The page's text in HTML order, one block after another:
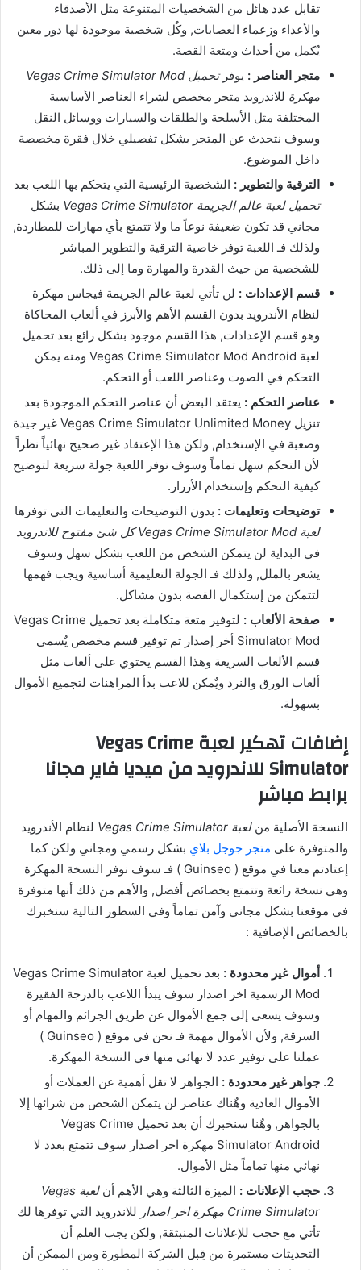
تقابل عدد هائل من الشخصيات المتنوعة مثل الأصدقاء
والأعداء وزعماء العصابات, وكٌل شخصية موجودة لها دور معين
يٌكمل من أحداث ومتعة القصة.
متجر العناصر : يوفر
تحميل Vegas Crime Simulator Mod
مهكرة للاندرويد متجر مخصص لشراء العناصر الأساسية
المختلفة مثل الأسلحة والطلقات والسيارات ووسائل النقل
وسوف نتحدث عن المتجر بشكل تفصيلي خلال فقرة مخصصة
داخل الموضوع.
الترقية والتطوير : الشخصية الرئيسية التي يتحكم بها اللعب بعد
تحميل لعبة عالم الجريمة Vegas Crime Simulator
بشكل
مجاني قد تكون ضعيفة نوعاً ما ولا تتمتع بأي مهارات للمطاردة,
ولذلك فـ اللعبة توفر خاصية الترقية والتطوير المباشر
للشخصية من حيث القدرة والمهارة وما إلى ذلك.
قسم الإعدادات : لن تأتي لعبة عالم الجريمة فيجاس مهكرة
لنظام الأندرويد بدون القسم الأهم والأبرز في ألعاب المحاكاة
وهو قسم الإعدادات, هذا القسم موجود بشكل رائع بعد تحميل
لعبة Vegas Crime Simulator Mod Android ومنه يمكن
التحكم في الصوت وعناصر اللعب أو التحكم.
عناصر التحكم : يعتقد البعض أن عناصر التحكم الموجودة بعد
تنزيل Vegas Crime Simulator Unlimited Money غير جيدة
وصعبة في الإستخدام, ولكن هذا الإعتقاد غير صحيح نهائياً نظراً
لأن التحكم سهل تماماً وسوف توفر اللعبة جولة سريعة لتوضيح
كيفية التحكم وإستخدام الأزرار.
توضيحات وتعليمات : بدون التوضيحات والتعليمات التي توفرها
لعبة Vegas Crime Simulator Mod كل شئ مفتوح للاندرويد
في البداية لن يتمكن الشخص من اللعب بشكل سهل وسوف
يشعر بالملل, ولذلك فـ الجولة التعليمية أساسية ويجب فهمها
لتتمكن من إستكمال القصة بدون مشاكل.
صفحة الألعاب :
لتوفير متعة متكاملة بعد تحميل Vegas Crime
Simulator Mod أخر إصدار تم توفير قسم مخصص يٌسمى
قسم الألعاب السريعة وهذا القسم يحتوي على ألعاب مثل
ألعاب الورق والنرد ويٌمكن للاعب بدأ المراهنات لتجميع الأموال
بسهولة.
إضافات تهكير لعبة Vegas Crime
Simulator للاندرويد من ميديا فاير مجانا
برابط مباشر
النسخة الأصلية منلعبة Vegas Crime Simulator
لنظام الأندرويد
والمتوفرة على متجر جوجل بلاي بشكل رسمي ومجاني ولكن كما
إعتادتم معنا في موقع ( Guinseo ) فـ سوف نوفر النسخة المهكرة
وهي نسخة رائعة وتتمتع بخصائص أفضل, والأهم من ذلك أنها متوفرة
في موقعنا بشكل مجاني وآمن تماماً وفي السطور التالية سنخبرك
بالخصائص الإضافية :
أموال غير محدودة :
بعد تحميل لعبة Vegas Crime Simulator
Mod الرسمية اخر اصدار سوف يبدأ اللاعب بالدرجة الفقيرة
وسوف يسعى إلى جمع الأموال عن طريق الجرائم والمهام أو
السرقة, ولأن الأموال مهمة فـ نحن في موقع ( Guinseo )
عملنا على توفير عدد لا نهائي منها في النسخة المهكرة.
جواهر غير محدودة : الجواهر لا تقل أهمية عن العملات أو
الأموال العادية وهٌناك عناصر لن يتمكن الشخص من شرائها إلا
بالجواهر, وهٌنا سنخبرك أن بعد تحميل Vegas Crime
Simulator Android مهكرة اخر اصدار سوف تتمتع بعدد لا
نهائي منها تماماً مثل الأموال.
حجب الإعلانات : الميزة الثالثة وهي الأهم أن
لعبة Vegas
Crime Simulator مهكرة اخر اصدار
للاندرويد التي توفرها لك
تأتي مع حجب للإعلانات المنبثقة, ولكن يجب العلم أن
التحديثات مستمرة من قِبل الشركة المطورة ومن الممكن أن